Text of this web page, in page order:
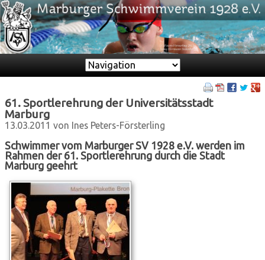
Zielseite
61. Sportlerehrung der Universitätsstadt
Marburg
13.03.2011 von Ines Peters-Försterling
Schwimmer vom Marburger SV 1928 e.V. werden im
Rahmen der 61. Sportlerehrung durch die Stadt
Marburg geehrt